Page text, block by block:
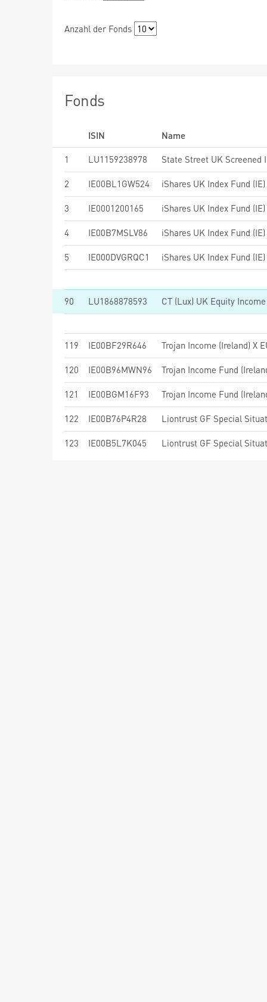
Anzahl der Fonds
Fonds
ISIN
Name
1
LU1159238978 State Street UK Screened
2 IE00BL1GW524 iShares UK Index Fund
3 IE0001200165 iShares UK Index Fund
4 IE00B7MSLV86 iShares UK Index Fund
5 IE000DVGRQC1 iShares UK Index Fund
90 LU1868878593 CT (Lux) UK Equity
119 IE00BF29R646 Trojan Income (Ireland) X
120 IE00B96MWN96 Trojan Income Fund
121 IE00BGM16F93 Trojan Income Fund
122 IE00B76P4R28
123 IE00B5L7K045